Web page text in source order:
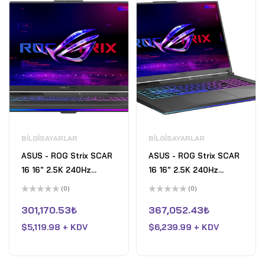
BILGISAYARLAR
ASUS - ROG Strix SCAR
16 16" 2.5K 240Hz
Gaming Laptop - Intel
RAM - NVIDIA GeForce
RTX 5080 - 2TB SSD -
üzerinden
0
aldı
(0)
301,170.53₺
$5,119.98 + KDV
BILGISAYARLAR
ASUS - ROG Strix SCAR
16 16" 2.5K 240Hz
Gaming Laptop - Intel
RAM - NVIDIA GeForce
RTX 5090 - 2TB SSD -
üzerinden
0
aldı
(0)
367,052.43₺
$6,239.99 + KDV